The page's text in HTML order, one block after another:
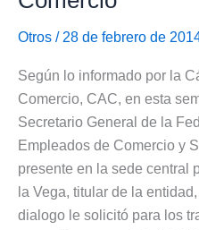
nueva
Reunión
Otros / 28 de febrero de
Según lo informado por la
Comercio, CAC, en esta
Secretario General de la
Empleados de Comercio y
presente en la sede central
la Vega, titular de la
dialogo le solicitó para los